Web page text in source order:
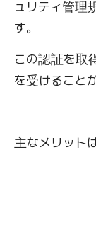
ュリティ管理
す。
この認証を取
を受けること
主なメリット